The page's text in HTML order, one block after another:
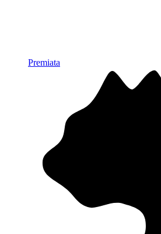
Premiata